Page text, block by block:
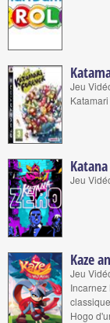
Jeu
Jeu
Kaze
Jeu
Hogo